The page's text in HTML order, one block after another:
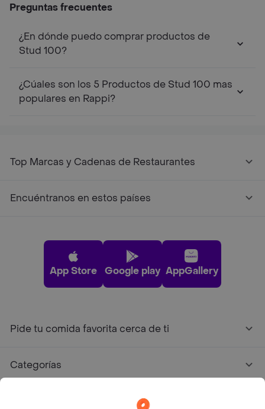
Preguntas frecuentes
¿En dónde puedo comprar productos de
Stud 100?
¿Cúales son los 5 Productos de Stud 100 mas
populares en Rappi?
Top Marcas y Cadenas de Restaurantes
Encuéntranos en estos países
App Store Google play AppGallery
Pide tu comida favorita cerca de ti
Categorías